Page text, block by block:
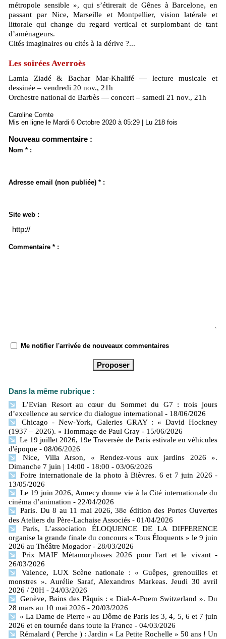
métropole sensible », qui s’étirerait de Gênes à Barcelone, en
passant par Nice, Marseille et Montpellier, vision latérale et
littorale qui change du regard vertical et surplombant de tant
d’aménageurs.
Cités imaginaires ou cités à la dérive ?...
Les soirées Averroès
Lamia Ziadé & Bachar Mar-Khalifé — lecture musicale et
dessinée – vendredi 20 nov., 21h
Orchestre national de Barbès — concert – samedi 21 nov., 21h
Caroline Comte
Mis en ligne le Mardi 6 Octobre 2020 à 05:29 | Lu 218 fois
Nouveau commentaire :
Nom * :
Adresse email (non publiée) * :
Site web :
Commentaire * :
Me notifier l'arrivée de nouveaux commentaires
Dans la même rubrique :
L’Evian Resort au cœur du Sommet du G7 : trois jours
d’excellence au service du dialogue international - 18/06/2026
Chicago - New-York, Galeries GRAY : « David Hockney
(1937 – 2026). » Hommage de Paul Gray - 15/06/2026
Le 19 juillet 2026, 19e Traversée de Paris estivale en véhicules
d'époque - 08/06/2026
Nice, Villa Arson, « Rendez-vous aux jardins 2026 ».
Dimanche 7 juin | 14:00 - 18:00 - 03/06/2026
Foire internationale de la photo à Bièvres. 6 et 7 juin 2026 -
13/05/2026
Le 19 juin 2026, Annecy donne vie à la Cité internationale du
cinéma d’animation - 22/04/2026
Paris. Du 8 au 11 mai 2026, 38e édition des Portes Ouvertes
des Ateliers du Père-Lachaise Associés - 01/04/2026
Paris, L’association ÉLOQUENCE DE LA DIFFERENCE
organise la grande finale du concours « Tous Éloquents » le 9 juin
2026 au Théâtre Mogador - 28/03/2026
Prix MAIF Métamorphoses 2026 pour l'art et le vivant -
26/03/2026
Valence, LUX Scène nationale : « Guêpes, grenouilles et
monstres ». Aurélie Saraf, Alexandros Markeas. Jeudi 30 avril
2026 / 20H - 24/03/2026
Genève, Bains des Pâquis : « Dial-A-Poem Switzerland ». Du
28 mars au 10 mai 2026 - 20/03/2026
« La Dame de Pierre » au Dôme de Paris les 3, 4, 5, 6 et 7 juin
2026 et en tournée dans toute la France - 04/03/2026
Rémalard ( Perche ) : Jardin « La Petite Rochelle » 50 ans ! Un